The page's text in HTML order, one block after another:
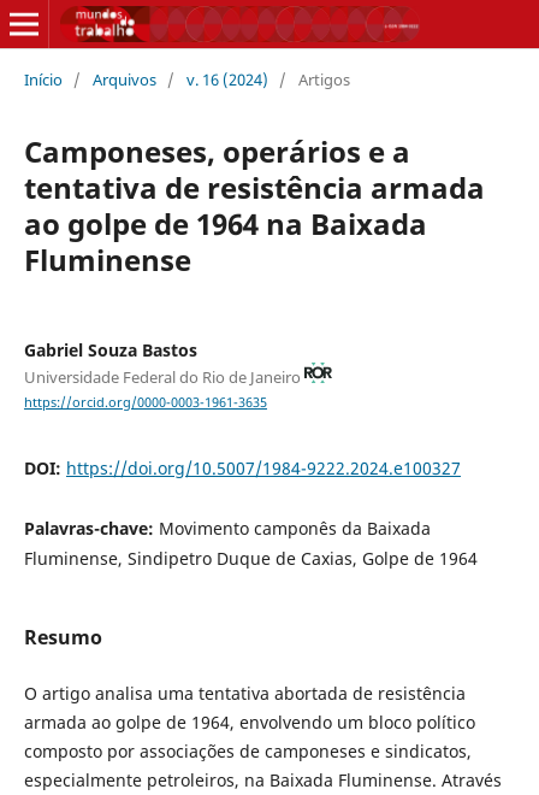
Início / Arquivos / v. 16 (2024) / Artigos
Camponeses, operários e a
tentativa de resistência armada
ao golpe de 1964 na Baixada
Fluminense
Gabriel Souza Bastos
Universidade Federal do Rio de Janeiro
https://orcid.org/0000-0003-1961-3635
DOI: https://doi.org/10.5007/1984-9222.2024.e100327
Palavras-chave: Movimento camponês da Baixada
Fluminense, Sindipetro Duque de Caxias, Golpe de 1964
Resumo
O artigo analisa uma tentativa abortada de resistência
armada ao golpe de 1964, envolvendo um bloco político
composto por associações de camponeses e sindicatos,
especialmente petroleiros, na Baixada Fluminense. Através